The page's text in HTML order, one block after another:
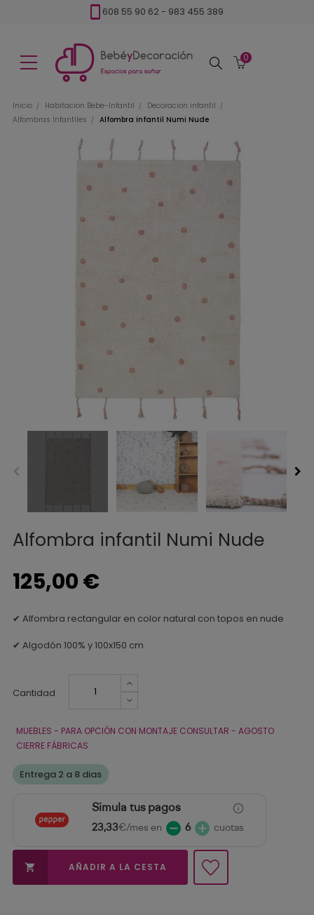
608 55 90 62 - 983 455 389
Buscar
0
Inicio Habitacion Bebe-Infantil
Decoracion infantil
Alfombras Infantiles
Alfombra infantil Numi Nude
Alfombra infantil Numi Nude
125,00 €
✔ Alfombra rectangular en color natural con topos en nude
✔ Algodón 100% y 100x150 cm
Cantidad
MUEBLES - PARA OPCIÓN CON MONTAJE CONSULTAR - AGOSTO
CIERRE FÁBRICAS
Entrega 2 a 8 dias
Simula tus pagos
23,33€/mes en 6 cuotas
 AÑADIR A LA CESTA